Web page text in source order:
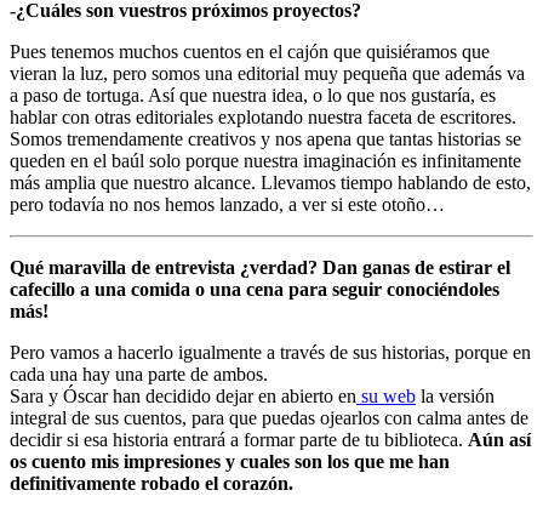
-¿Cuáles son vuestros próximos proyectos?
Pues tenemos muchos cuentos en el cajón que quisiéramos que
vieran la luz, pero somos una editorial muy pequeña que además va
a paso de tortuga. Así que nuestra idea, o lo que nos gustaría, es
hablar con otras editoriales explotando nuestra faceta de escritores.
Somos tremendamente creativos y nos apena que tantas historias se
queden en el baúl solo porque nuestra imaginación es infinitamente
más amplia que nuestro alcance. Llevamos tiempo hablando de esto,
pero todavía no nos hemos lanzado, a ver si este otoño…
Qué maravilla de entrevista ¿verdad? Dan ganas de estirar el
cafecillo a una comida o una cena para seguir conociéndoles
más!
Pero vamos a hacerlo igualmente a través de sus historias, porque en
cada una hay una parte de ambos.
Sara y Óscar han decidido dejar en abierto en su web la versión
integral de sus cuentos, para que puedas ojearlos con calma antes de
decidir si esa historia entrará a formar parte de tu biblioteca. Aún así
os cuento mis impresiones y cuales son los que me han
definitivamente robado el corazón.